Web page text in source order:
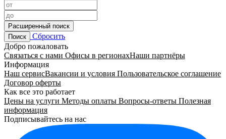
Расширенный поиск
Поиск
Сбросить
Добро пожаловать
Связаться с нами Офисы в регионахНаши партнёры
Информация
Наш сервисВакансии и условия Пользовательское соглашение
Договор оферты
Как все это работает
Цены на услуги Методы оплаты Вопросы-ответы Полезная
информация
Подписывайтесь на нас